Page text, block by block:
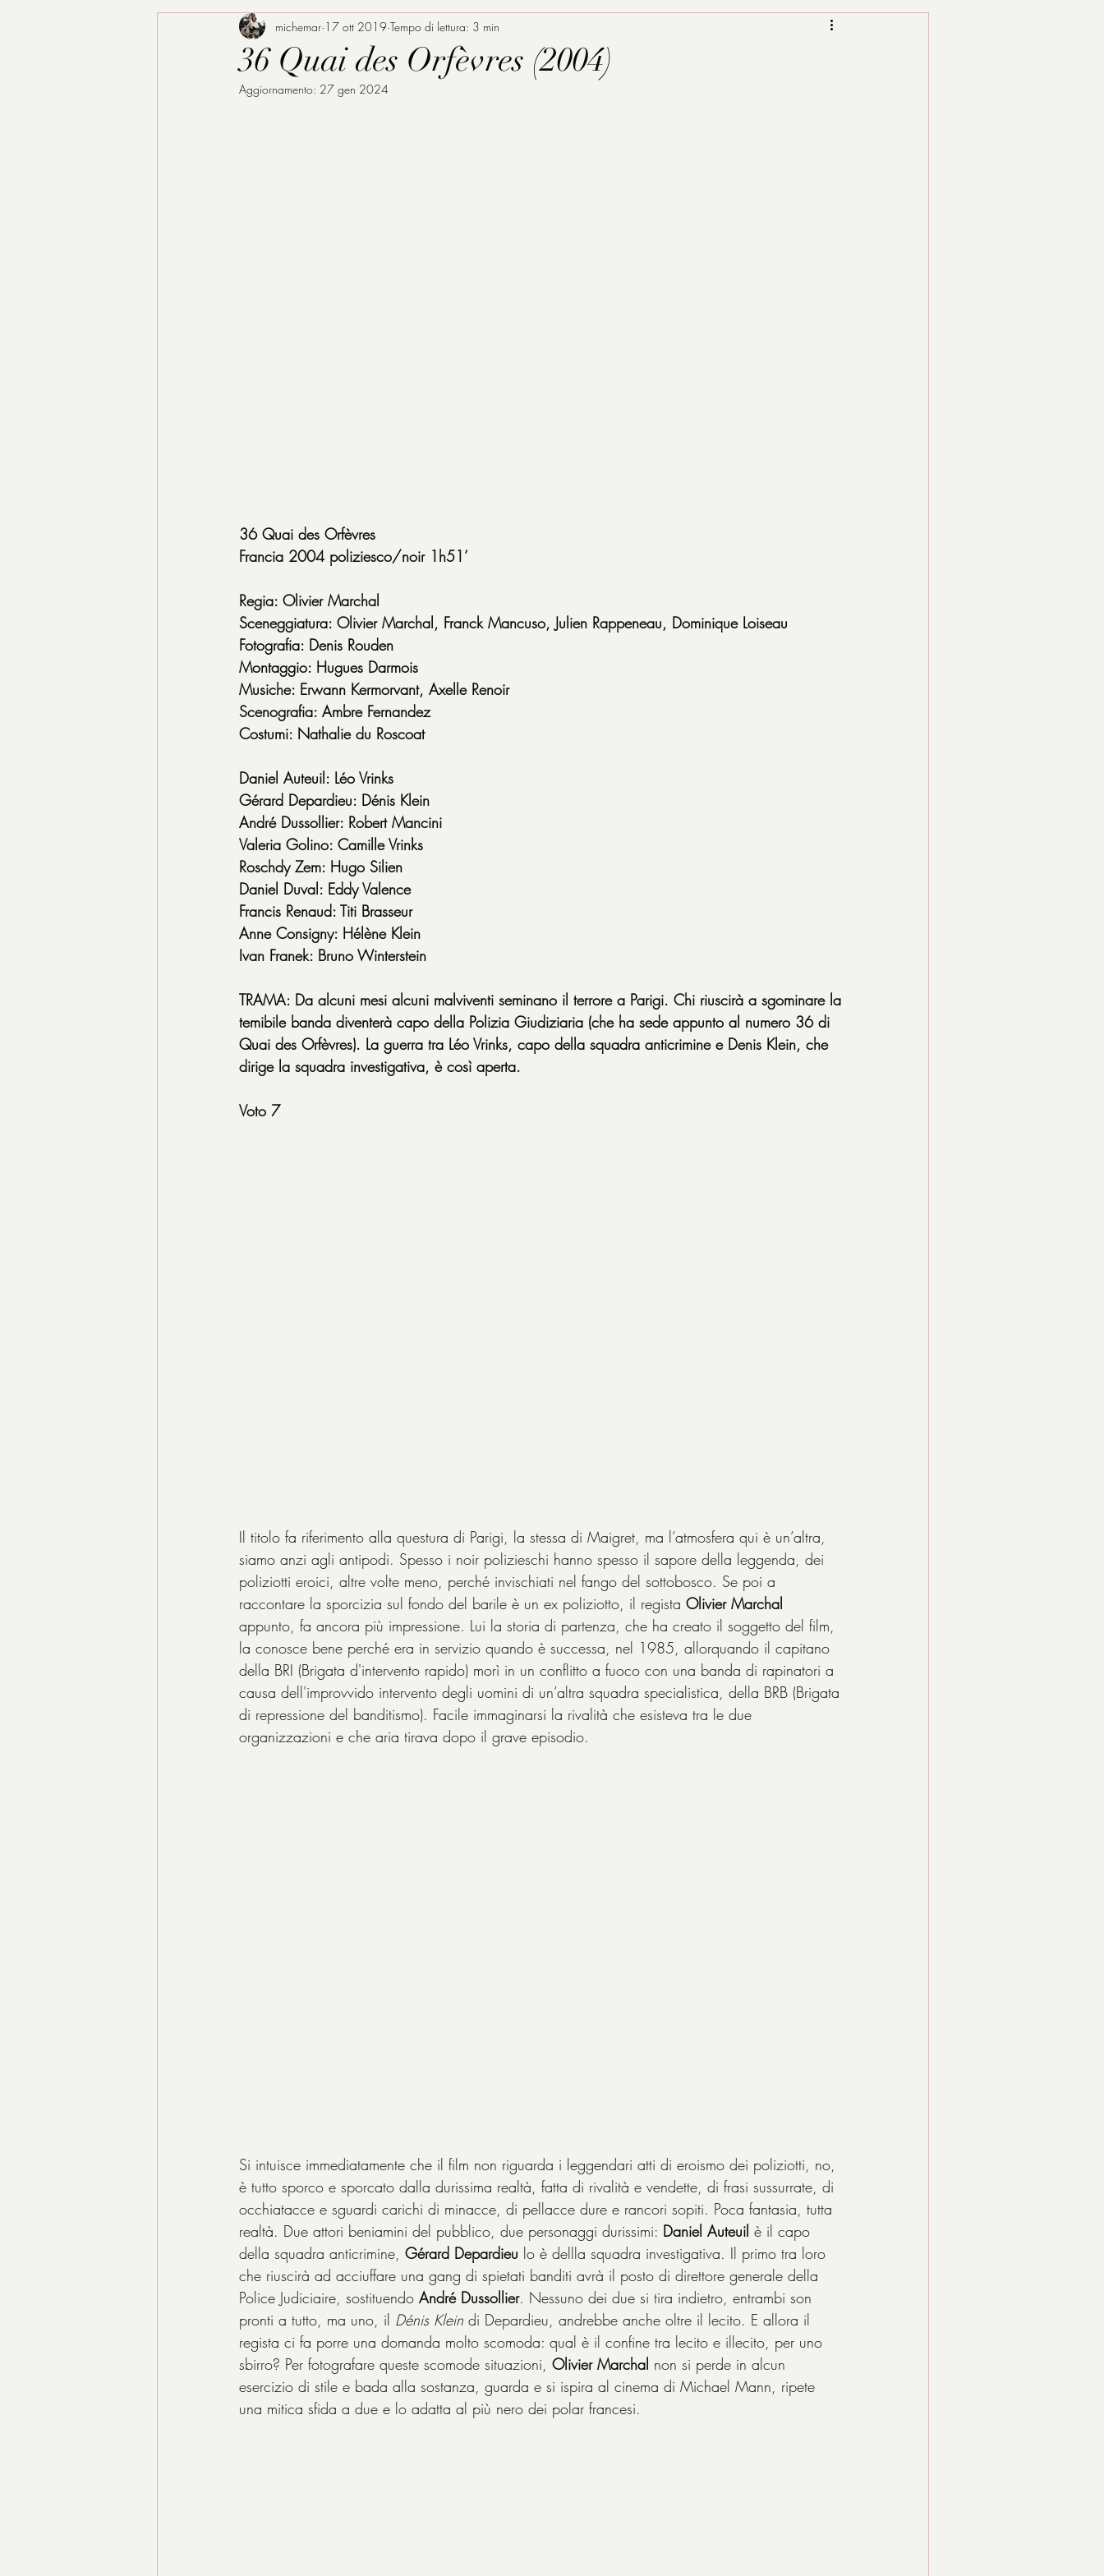
36 Quai des Orfèvres (2004)
michemar 17 ott 2019 Tempo di lettura: 3 min
Aggiornamento: 27 gen 2024
36 Quai des Orfèvres
Francia 2004 poliziesco/noir 1h51’
Regia: Olivier Marchal
Sceneggiatura: Olivier Marchal, Franck Mancuso, Julien Rappeneau, Dominique Loiseau
Fotografia: Denis Rouden
Montaggio: Hugues Darmois
Musiche: Erwann Kermorvant, Axelle Renoir
Scenografia: Ambre Fernandez
Costumi: Nathalie du Roscoat
Daniel Auteuil: Léo Vrinks
Gérard Depardieu: Dénis Klein
André Dussollier: Robert Mancini
Valeria Golino: Camille Vrinks
Roschdy Zem: Hugo Silien
Daniel Duval: Eddy Valence
Francis Renaud: Titi Brasseur
Anne Consigny: Hélène Klein
Ivan Franek: Bruno Winterstein
TRAMA: Da alcuni mesi alcuni malviventi seminano il terrore a Parigi. Chi riuscirà a sgominare la
temibile banda diventerà capo della Polizia Giudiziaria (che ha sede appunto al numero 36 di
Quai des Orfèvres). La guerra tra Léo Vrinks, capo della squadra anticrimine e Denis Klein, che
dirige la squadra investigativa, è così aperta.
Voto 7
Il titolo fa riferimento alla questura di Parigi, la stessa di Maigret, ma l’atmosfera qui è un’altra,
siamo anzi agli antipodi. Spesso i noir polizieschi hanno spesso il sapore della leggenda, dei
poliziotti eroici, altre volte meno, perché invischiati nel fango del sottobosco. Se poi a
raccontare la sporcizia sul fondo del barile è un ex poliziotto, il regista Olivier Marchal
appunto, fa ancora più impressione. Lui la storia di partenza, che ha creato il soggetto del film,
la conosce bene perché era in servizio quando è successa, nel 1985, allorquando il capitano
della BRI (Brigata d'intervento rapido) morì in un conflitto a fuoco con una banda di rapinatori a
causa dell'improvvido intervento degli uomini di un’altra squadra specialistica, della BRB (Brigata
di repressione del banditismo). Facile immaginarsi la rivalità che esisteva tra le due
organizzazioni e che aria tirava dopo il grave episodio.
Si intuisce immediatamente che il film non riguarda i leggendari atti di eroismo dei poliziotti, no,
è tutto sporco e sporcato dalla durissima realtà, fatta di rivalità e vendette, di frasi sussurrate, di
occhiatacce e sguardi carichi di minacce, di pellacce dure e rancori sopiti. Poca fantasia, tutta
realtà. Due attori beniamini del pubblico, due personaggi durissimi: Daniel Auteuil è il capo
della squadra anticrimine, Gérard Depardieu lo è dellla squadra investigativa. Il primo tra loro
che riuscirà ad acciuffare una gang di spietati banditi avrà il posto di direttore generale della
Police Judiciaire, sostituendo André Dussollier. Nessuno dei due si tira indietro, entrambi son
pronti a tutto, ma uno, il Dénis Klein di Depardieu, andrebbe anche oltre il lecito. E allora il
regista ci fa porre una domanda molto scomoda: qual è il confine tra lecito e illecito, per uno
sbirro? Per fotografare queste scomode situazioni, Olivier Marchal non si perde in alcun
esercizio di stile e bada alla sostanza, guarda e si ispira al cinema di Michael Mann, ripete
una mitica sfida a due e lo adatta al più nero dei polar francesi.